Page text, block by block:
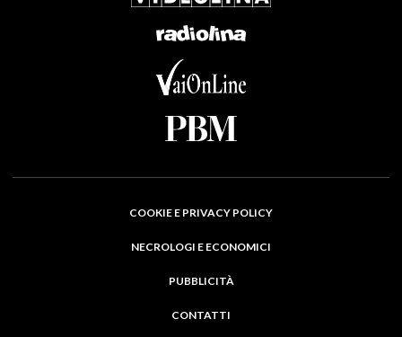
COOKIE E PRIVACY POLICY
NECROLOGI E ECONOMICI
PUBBLICITÀ
CONTATTI